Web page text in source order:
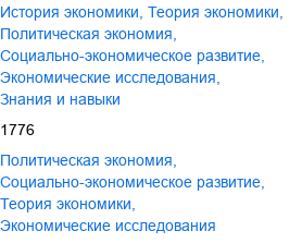
история экономики
теория экономики
политическая экономия
социально-экономическое развитие
экономические исследования
знания и навыки
1776
политическая экономия
социально-экономическое развитие
теория экономики
экономические исследования